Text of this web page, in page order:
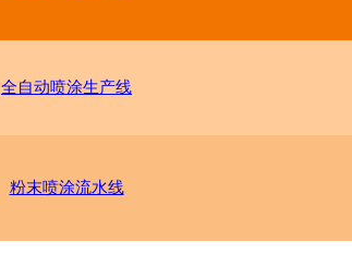
全自动喷涂生产线
粉末喷涂流水线